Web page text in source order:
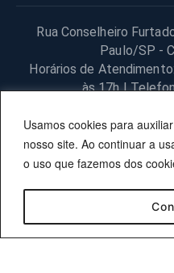
Usamos cookies para
nosso site. Ao continuar a
o uso que fazemos dos
Rua Conselheiro
Paulo/SP -
Horários de
às 17h |
© 2025 Fundação Procon –
Site